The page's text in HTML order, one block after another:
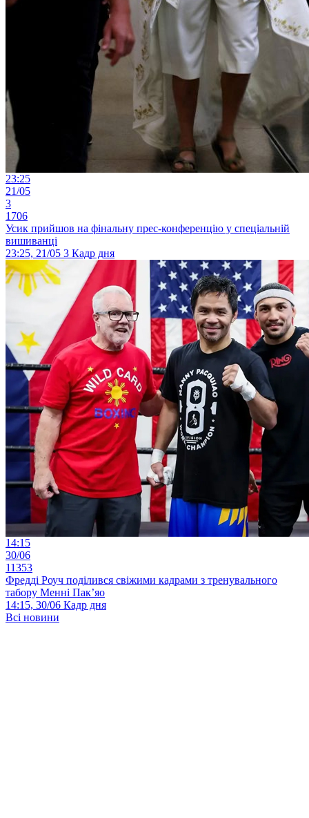
23:25
21/05
3
1706
Усик прийшов на фінальну прес-конференцію у спеціальній
вишиванці
23:25, 21/05 3 Кадр дня
14:15
30/06
11353
Фредді Роуч поділився свіжими кадрами з тренувального
табору Менні Пак’яо
14:15, 30/06 Кадр дня
Всі новини